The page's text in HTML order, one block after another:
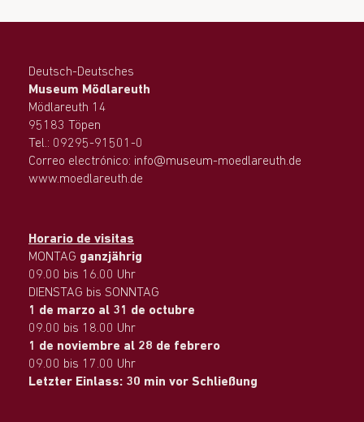
Deutsch-Deutsches
Museum Mödlareuth
Mödlareuth 14
95183 Töpen
Tel.: 09295-91501-0
Correo electrónico: info@museum-moedlareuth.de
www.moedlareuth.de
Horario de visitas
MONTAG ganzjährig
09.00 bis 16.00 Uhr
DIENSTAG bis SONNTAG
1 de marzo al 31 de octubre
09.00 bis 18.00 Uhr
1 de noviembre al 28 de febrero
09.00 bis 17.00 Uhr
Letzter Einlass: 30 min vor Schließung